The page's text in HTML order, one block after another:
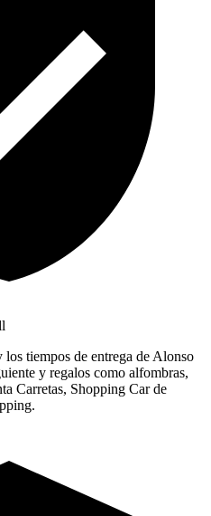
tiempos de entrega de Alonso
y regalos como alfombras,
Carretas, Shopping Car de